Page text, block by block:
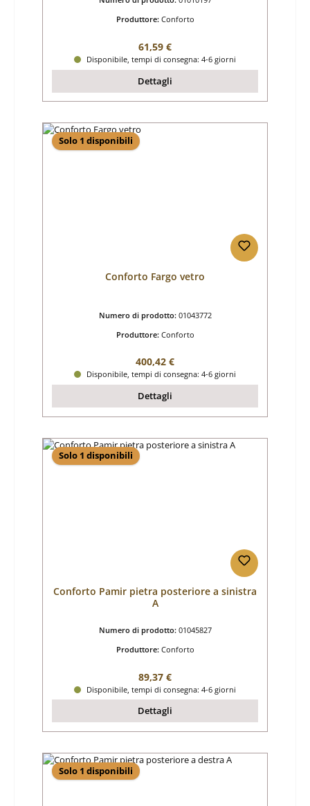
Produttore: Conforto
Prezzo normale:
61,59 €
Disponibile, tempi di consegna: 4-6 giorni
Dettagli
Solo 1 disponibili
Conforto Fargo vetro
Numero di prodotto: 01043772
Produttore: Conforto
Prezzo normale:
400,42 €
Disponibile, tempi di consegna: 4-6 giorni
Dettagli
Solo 1 disponibili
Conforto Pamir pietra posteriore a sinistra
A
Numero di prodotto: 01045827
Produttore: Conforto
Prezzo normale:
89,37 €
Disponibile, tempi di consegna: 4-6 giorni
Dettagli
Solo 1 disponibili